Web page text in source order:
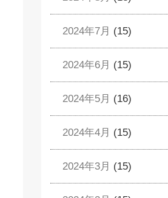
2024年7月 (15)
2024年6月 (15)
2024年5月 (16)
2024年4月 (15)
2024年3月 (15)